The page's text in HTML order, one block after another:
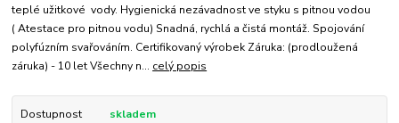
teplé užitkové vody. Hygienická nezávadnost ve styku s pitnou vodou
( Atestace pro pitnou vodu) Snadná, rychlá a čistá montáž. Spojování
polyfúzním svařováním. Certifikovaný výrobek Záruka: (prodloužená
záruka) - 10 let Všechny n... celý popis
Dostupnost skladem